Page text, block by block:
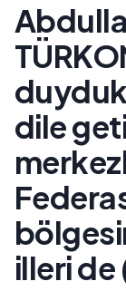
dile
illeri de